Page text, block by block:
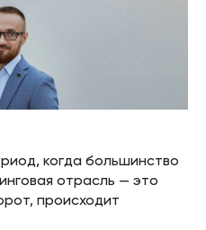
когда большинство
отрасль — это
происходит